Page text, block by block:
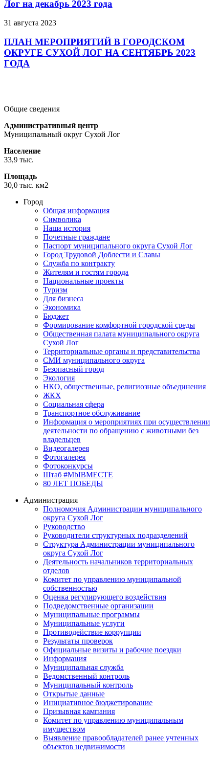
Лог на декабрь 2023 года
31 августа 2023
ПЛАН МЕРОПРИЯТИЙ В ГОРОДСКОМ
ОКРУГЕ СУХОЙ ЛОГ НА СЕНТЯБРЬ 2023
ГОДА
Общие сведения
Административный центр
Муниципальный округ Сухой Лог
Население
33,9 тыс.
Площадь
30,0 тыс. км2
Город
Общая информация
Символика
Наша история
Почетные граждане
Паспорт муниципального округа Сухой Лог
Город Трудовой Доблести и Славы
Служба по контракту
Жителям и гостям города
Национальные проекты
Туризм
Для бизнеса
Экономика
Бюджет
Формирование комфортной городской среды
Общественная палата муниципального округа
Сухой Лог
Территориальные органы и представительства
СМИ муниципального округа
Безопасный город
Экология
НКО, общественные, религиозные объединения
ЖКХ
Социальная сфера
Транспортное обслуживание
Информация о мероприятиях при осуществлении
деятельности по обращению с животными без
владельцев
Видеогалерея
Фотогалерея
Фотоконкурсы
Штаб #MbIBMECTE
80 ЛЕТ ПОБЕДЫ
Администрация
Полномочия Администрации муниципального
округа Сухой Лог
Руководство
Руководители структурных подразделений
Структура Администрации муниципального
округа Сухой Лог
Деятельность начальников территориальных
отделов
Комитет по управлению муниципальной
собственностью
Оценка регулирующего воздействия
Подведомственные организации
Муниципальные программы
Муниципальные услуги
Противодействие коррупции
Результаты проверок
Официальные визиты и рабочие поездки
Информация
Муниципальная служба
Ведомственный контроль
Муниципальный контроль
Открытые данные
Инициативное бюджетирование
Призывная кампания
Комитет по управлению муниципальным
имуществом
Выявление правообладателей ранее учтенных
объектов недвижимости